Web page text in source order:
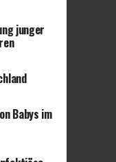
junger
Babys im